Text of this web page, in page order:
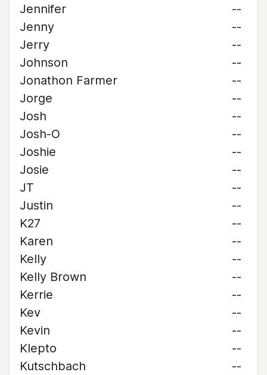
Jennifer
--
Jenny
--
Jerry
--
Johnson
--
Jonathon Farmer
--
Jorge
--
Josh
--
Josh-O
--
Joshie
--
Josie
--
JT
--
Justin
--
K27
--
Karen
--
Kelly
--
Kelly Brown
--
Kerrie
--
Kev
--
Kevin
--
Klepto
--
Kutschbach
--